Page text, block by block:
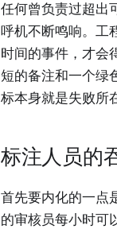
任何曾负责过超出
呼机不断鸣响。工
时间的事件，才会
短的备注和一个绿
标本身就是失败所
标注人员的
首先要内化的一点
的审核员每小时可